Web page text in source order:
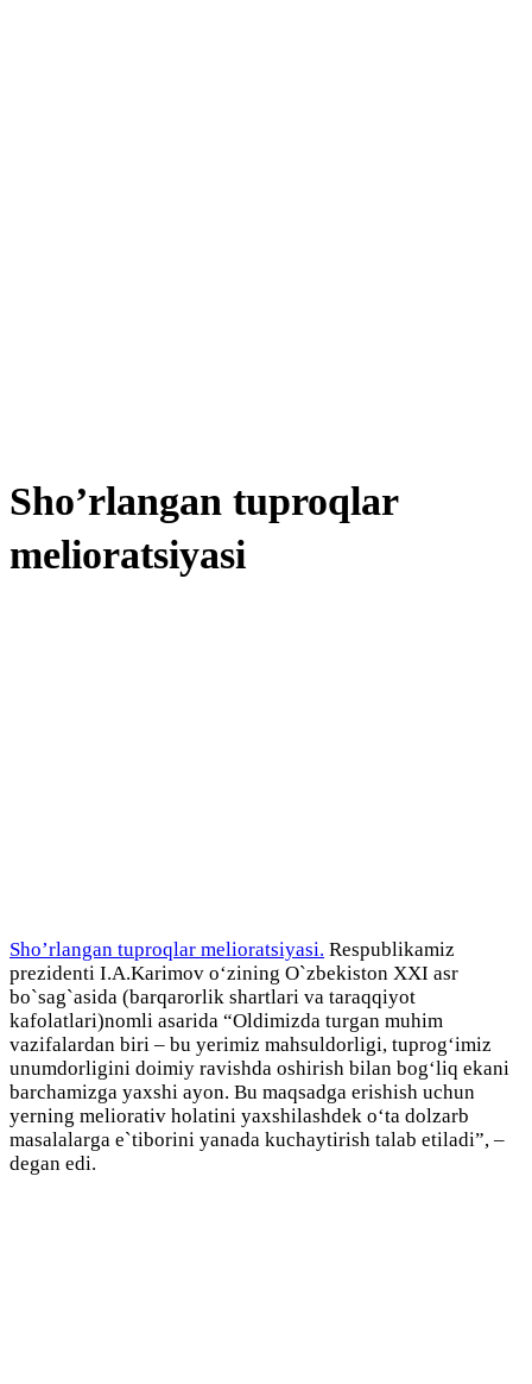
Sho’rlangan tuproqlar
melioratsiyasi
Sho’rlangan tuproqlar melioratsiyasi. Respublikamiz
prezidenti I.A.Karimov о‘zining O`zbekiston XXI asr
bo`sag`asida (barqarorlik shartlari va taraqqiyot
kafolatlari)nomli asarida “Oldimizda turgan muhim
vazifalardan biri – bu yerimiz mahsuldorligi, tuprog‘imiz
unumdorligini doimiy ravishda oshirish bilan bog‘liq ekani
barchamizga yaxshi ayon. Bu maqsadga erishish uchun
yerning meliorativ holatini yaxshilashdek о‘ta dolzarb
masalalarga e`tiborini yanada kuchaytirish talab etiladi”, –
degan edi.